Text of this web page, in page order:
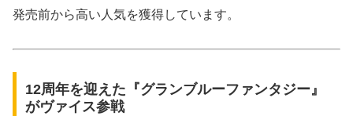
発売前から高い人気を獲得しています。
12周年を迎えた『グランブルーファンタジー』
がヴァイス参戦